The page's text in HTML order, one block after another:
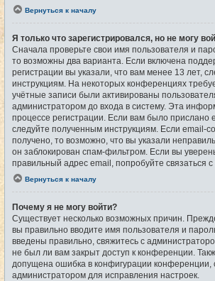
Вернуться к началу
Я только что зарегистрировался, но не могу
Сначала проверьте свои имя пользователя и
то возможны два варианта. Если включена
регистрации вы указали, что вам менее 13 лет,
инструкциям. На некоторых конференциях
учётные записи были активированы
администратором до входа в систему. Эта
процессе регистрации. Если вам было прислано
следуйте полученным инструкциям. Если email-
получено, то возможно, что вы указали
он заблокирован спам-фильтром. Если вы
правильный адрес email, попробуйте связаться
Вернуться к началу
Почему я не могу войти?
Существует несколько возможных причин.
вы правильно вводите имя пользователя и
введены правильно, свяжитесь с
не был ли вам закрыт доступ к конференции.
допущена ошибка в конфигурации конференции,
администратором для исправления настроек.